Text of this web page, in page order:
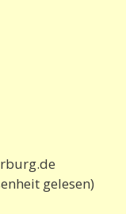
gelesen)